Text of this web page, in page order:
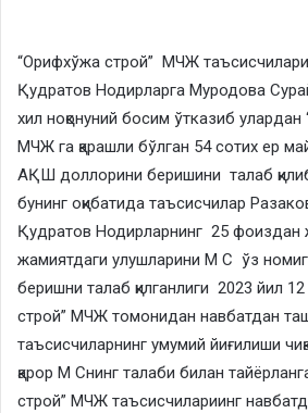
“Орифхўжа строй” МЧЖ
Қудратов Нодирларга Муродова
хил ноқонуний босим ўтказиб
МЧЖ га қарашли бўлган 54 сотих ер
АҚШ доллорини беришини талаб
бунинг оқибатида таъсисчилар
Қудратов Нодирларнинг 25 фоиздан
жамиятдаги улушларини М С ўз
беришни талаб қилганлиги 2023 йил
строй” МЧЖ томонидан навбатдан
таъсисчиларнинг умумий йиғилиши
қарор М Снинг талаби билан
строй” МЧЖ таъсисчилариинг